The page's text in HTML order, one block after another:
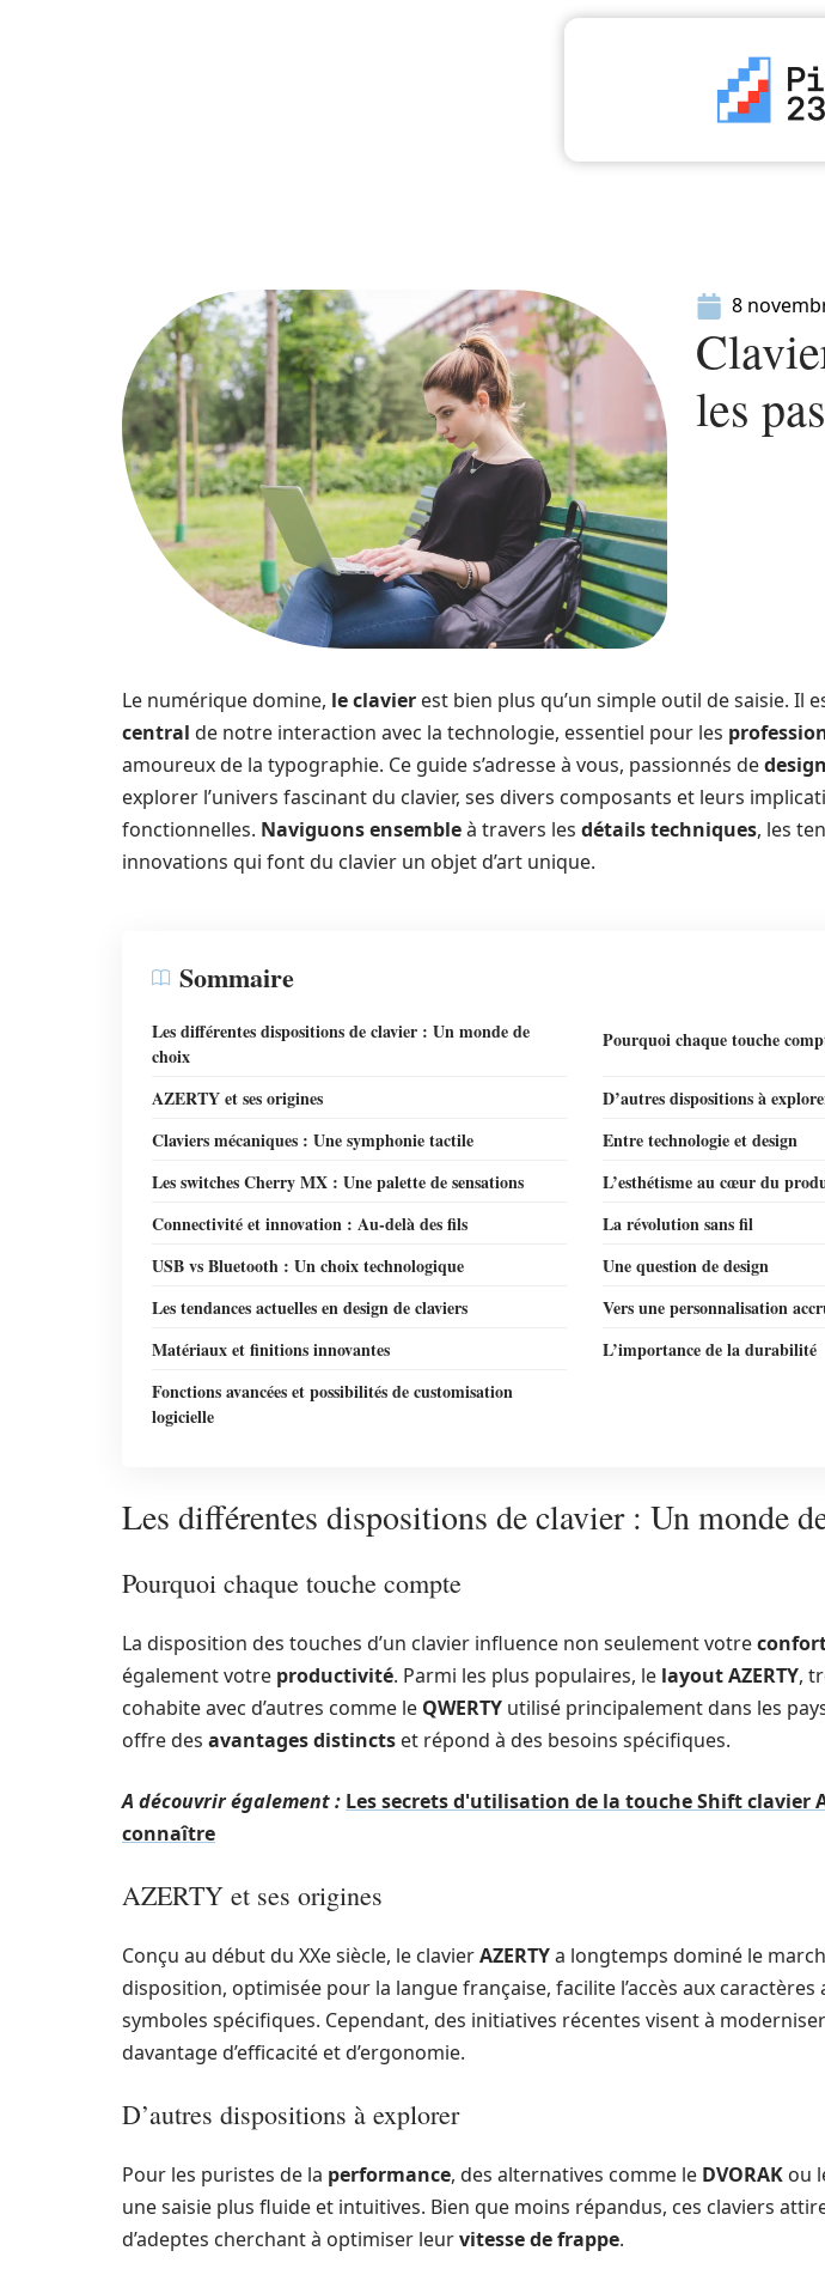
8
les
Le numérique domine, le clavier est bien plus qu’un simple outil de saisie. Il
central de notre interaction avec la technologie, essentiel pour les
amoureux de la typographie. Ce guide s’adresse à vous, passionnés dedesign
explorer l’univers fascinant du clavier, ses divers composants et leurs
fonctionnelles. Naviguons ensembleà travers les détails techniques, les
innovations qui font du clavier un objet d’art unique.
Sommaire
Les différentes dispositions de clavier : Un monde de
choix
Pourquoi chaque touche
AZERTY et ses origines
D’autres dispositions à
Claviers mécaniques : Une symphonie tactile
Entre technologie et design
Les switches Cherry MX : Une palette de sensations
L’esthétisme au cœur du
Connectivité et innovation : Au-delà des fils
La révolution sans fil
USB vs Bluetooth : Un choix technologique
Une question de design
Les tendances actuelles en design de claviers
Vers une personnalisation
Matériaux et finitions innovantes
L’importance de la durabilité
Fonctions avancées et possibilités de customisation
logicielle
Les différentes dispositions de clavier : Un monde
Pourquoi chaque touche compte
La disposition des touches d’un clavier influence non seulement votre
également votre productivité. Parmi les plus populaires, le layout AZERTY,
cohabite avec d’autres comme le QWERTY utilisé principalement dans les
offre des avantages distincts et répond à des besoins spécifiques.
A découvrir également : Les secrets d'utilisation de la touche Shift clavier
connaître
AZERTY et ses origines
Conçu au début du XXe siècle, le clavierAZERTYa longtemps dominé le
disposition, optimisée pour la langue française, facilite l’accès aux caractères
symboles spécifiques. Cependant, des initiatives récentes visent à
davantage d’efficacité et d’ergonomie.
D’autres dispositions à explorer
Pour les puristes de la performance, des alternatives comme le DVORAK ou
une saisie plus fluide et intuitives. Bien que moins répandus, ces claviers
d’adeptes cherchant à optimiser leurvitesse de frappe.